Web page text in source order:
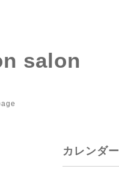
salon
カレンダー